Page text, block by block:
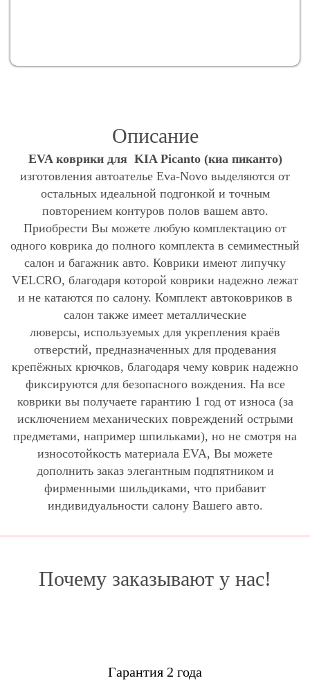
Описание
EVA коврики для KIA Picanto (киа пиканто)
изготовления автоателье Eva-Novo выделяются от
остальных идеальной подгонкой и точным
повторением контуров полов вашем авто.
Приобрести Вы можете любую комплектацию от
одного коврика до полного комплекта в семиместный
салон и багажник авто. Коврики имеют липучку
VELCRO, благодаря которой коврики надежно лежат
и не катаются по салону. Комплект автоковриков в
салон также имеет металлические
люверсы, используемых для укрепления краёв
отверстий, предназначенных для продевания
крепёжных крючков, благодаря чему коврик надежно
фиксируются для безопасного вождения. На все
коврики вы получаете гарантию 1 год от износа (за
исключением механических повреждений острыми
предметами, например шпильками), но не смотря на
износотойкость материала EVA, Вы можете
дополнить заказ элегантным подпятником и
фирменными шильдиками, что прибавит
индивидуальности салону Вашего авто.
Почему заказывают у нас!
Гарантия 2 года